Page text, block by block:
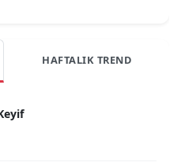
HAFTALIK TREND